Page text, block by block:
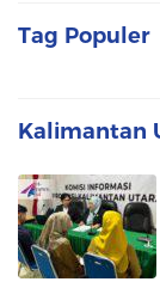
Tag Populer
Kalimantan